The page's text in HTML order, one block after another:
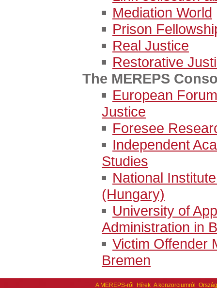
Mediation World
Prison
Real Justice
Restorative
The MEREPS
European
Justice
Foresee
Independent
Studies
National
(Hungary)
University of
Administration in
Victim Offender
Bremen
A MEREPS-ről Hírek A konzorciumról